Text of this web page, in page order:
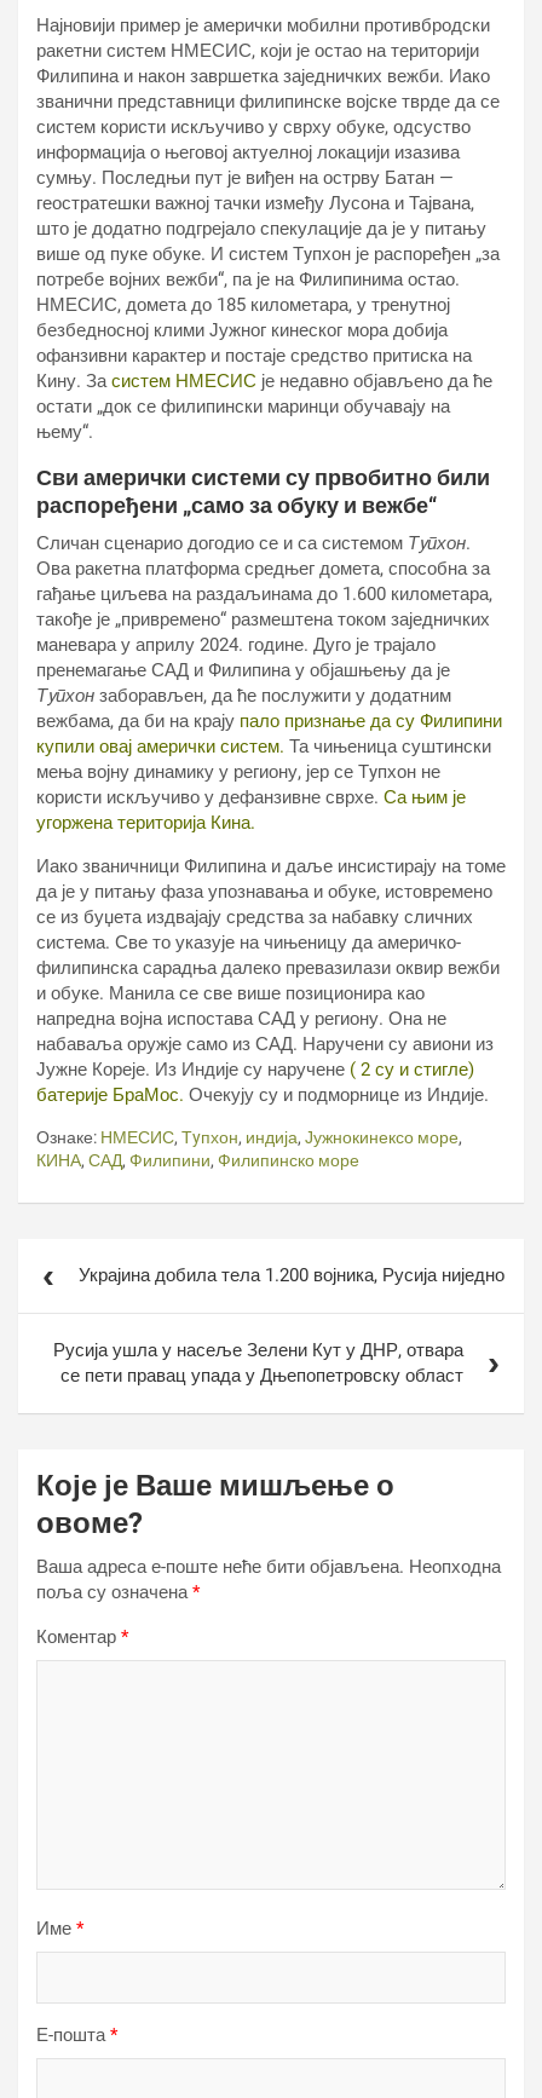
Најновији пример је амерички мобилни противбродски
ракетни систем НМЕСИС, који је остао на територији
Филипина и након завршетка заједничких вежби. Иако
званични представници филипинске војске тврде да се
систем користи искључиво у сврху обуке, одсуство
информација о његовој актуелној локацији изазива
сумњу. Последњи пут је виђен на острву Батан —
геостратешки важној тачки између Лусона и Тајвана,
што је додатно подгрејало спекулације да је у питању
више од пуке обуке. И систем Тyпхон је распоређен „за
потребе војних вежби“, па је на Филипинима остао.
НМЕСИС, домета до 185 километара, у тренутној
безбедносној клими Јужног кинеског мора добија
офанзивни карактер и постаје средство притиска на
Кину. Засистем НМЕСИС је недавно објављено да ће
остати „док се филипински маринци обучавају на
њему“.
Сви амерички системи су првобитно били
распоређени „само за обуку и вежбе“
Сличан сценарио догодио се и са системом Тyпхон.
Ова ракетна платформа средњег домета, способна за
гађање циљева на раздаљинама до 1.600 километара,
такође је „привремено“ размештена током заједничких
маневара у априлу 2024. године. Дуго је трајало
пренемагање САД и Филипина у објашњењу да је
Тyпхон заборављен, да ће послужити у додатним
вежбама, да би на крају пало признање да су Филипини
купили овај амерички систем. Та чињеница суштински
мења војну динамику у региону, јер се Тyпхон не
користи искључиво у дефанзивне сврхе. Са њим је
угоржена територија Кина.
Иако званичници Филипина и даље инсистирају на томе
да је у питању фаза упознавања и обуке, истовремено
се из буџета издвајају средства за набавку сличних
система. Све то указује на чињеницу да америчко-
филипинска сарадња далеко превазилази оквир вежби
и обуке. Манила се све више позиционира као
напредна војна испостава САД у региону. Она не
набаваља оружје само из САД. Наручени су авиони из
Јужне Кореје. Из Индије су наручене ( 2 су и стигле)
батерије БраМос. Очекују су и подморнице из Индије.
Ознаке: НМЕСИС, Тyпхон, индија, Јужнокинексо море,
КИНА, САД, Филипини, Филипинско море
чланкаУкрајина добила тела 1.200 војника, Русија ниједно
Русија ушла у насеље Зелени Кут у ДНР, отвара
се пети правац упада у Дњепопетровску област
Које је Ваше мишљење о
овоме?
Ваша адреса е-поште неће бити објављена. Неопходна
поља су означена*
Коментар *
Име *
Е-пошта*